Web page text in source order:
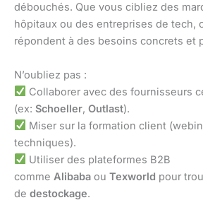
débouchés. Que vous cibliez des
hôpitaux ou des entreprises de tech,
répondent à des besoins concrets et
N’oubliez pas :
Collaborer avec des fournisseurs
(ex: Schoeller, Outlast).
Miser sur la formation client
techniques).
Utiliser des plateformes B2B
comme Alibaba ou Texworld pour
de destockage.